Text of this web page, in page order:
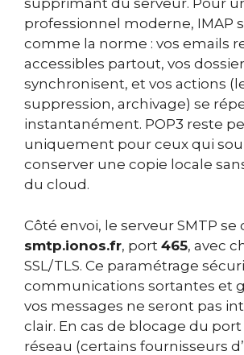
supprimant du serveur. Pour
professionnel moderne, IMAP
comme la norme : vos emails
accessibles partout, vos
synchronisent, et vos actions
suppression, archivage) se
instantanément. POP3 reste
uniquement pour ceux qui
conserver une copie locale
du cloud.
Côté envoi, le serveur SMTP
smtp.ionos.fr, port 465, avec
SSL/TLS. Ce paramétrage
communications sortantes et
vos messages ne seront pas
clair. En cas de blocage du
réseau (certains fournisseurs